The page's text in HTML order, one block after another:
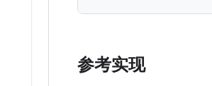
参考实现